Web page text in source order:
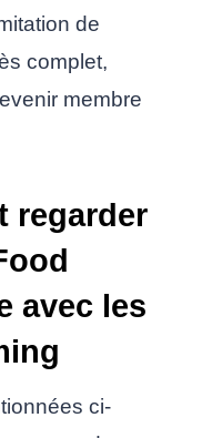
de
complet,
membre
regarder
avec les
ci-